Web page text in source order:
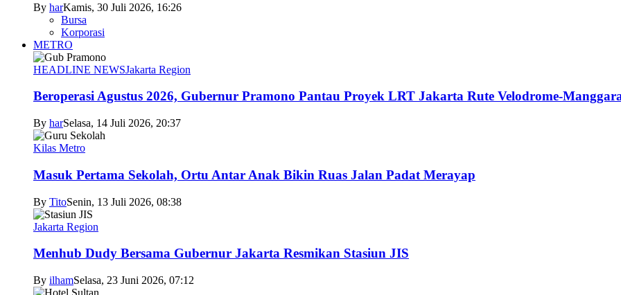
By harKamis, 30 Juli 2026, 16:26
Bursa
Korporasi
METRO
HEADLINE NEWSJakarta Region
Beroperasi Agustus 2026, Gubernur Pramono Pantau Proyek LRT Jakarta Rute Velodrome-
By harSelasa, 14 Juli 2026, 20:37
Kilas Metro
Masuk Pertama Sekolah, Ortu Antar Anak Bikin Ruas Jalan Padat Merayap
By TitoSenin, 13 Juli 2026, 08:38
Jakarta Region
Menhub Dudy Bersama Gubernur Jakarta Resmikan Stasiun JIS
By ilhamSelasa, 23 Juni 2026, 07:12